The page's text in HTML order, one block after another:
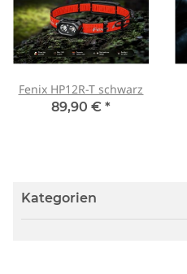
Fenix HP12R-T schwarz
89,90 € *
Kategorien